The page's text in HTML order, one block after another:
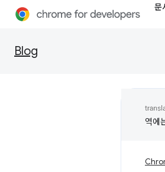
문
Blog
역에